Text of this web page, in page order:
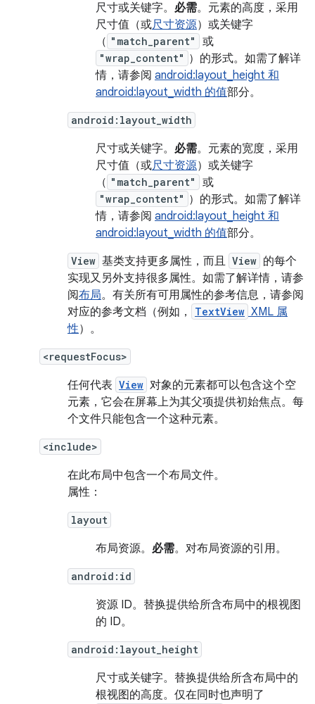
尺寸或关键字。 必需。元素的高度，采用
尺寸值（或尺寸资源）或关键字
（ "match_parent" 或
"wrap_content" ）的形式。如需了解详
情，请参阅 android:layout_height 和
android:layout_width 的值部分。
android:layout_width
尺寸或关键字。 必需。元素的宽度，采用
尺寸值（或尺寸资源）或关键字
（ "match_parent" 或
"wrap_content" ）的形式。如需了解详
情，请参阅 android:layout_height 和
android:layout_width 的值部分。
View 基类支持更多属性，而且 View 的每个
实现又另外支持很多属性。如需了解详情，请参
阅布局。有关所有可用属性的参考信息，请参阅
对应的参考文档（例如，
TextView XML 属
性）。
<requestFocus>
任何代表 View 对象的元素都可以包含这个空
元素，它会在屏幕上为其父项提供初始焦点。每
个文件只能包含一个这种元素。
<include>
在此布局中包含一个布局文件。
属性：
layout
布局资源。 必需。对布局资源的引用。
android:id
资源 ID。 替换提供给所含布局中的根视图
的 ID。
android:layout_height
尺寸或关键字。 替换提供给所含布局中的
根视图的高度。仅在同时也声明了